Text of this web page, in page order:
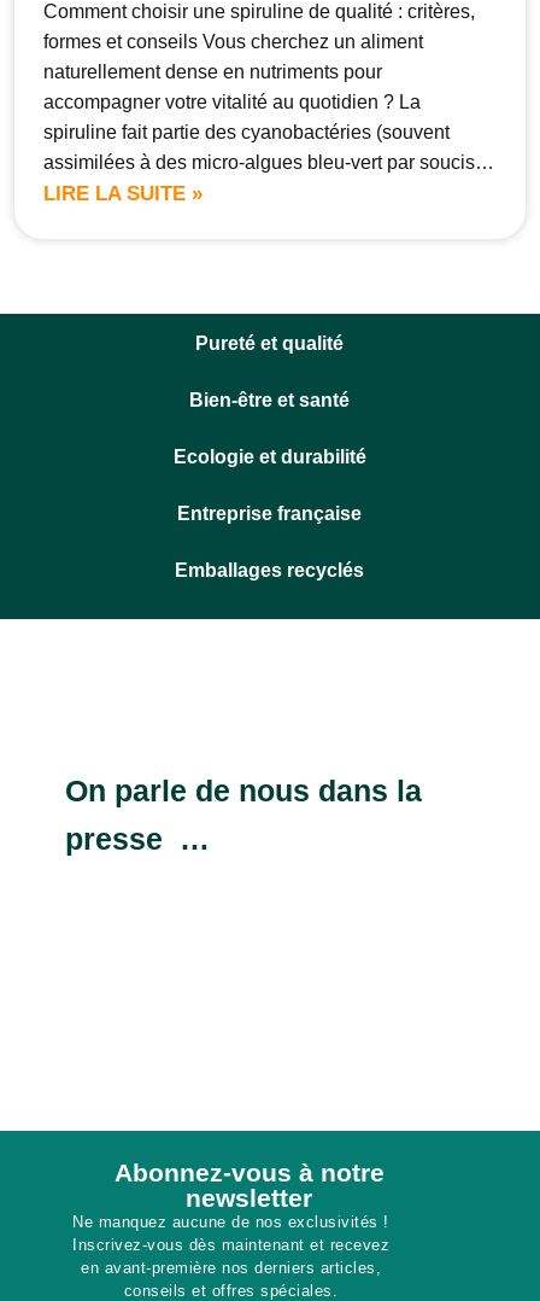
Comment choisir une spiruline de qualité : critères,
formes et conseils Vous cherchez un aliment
naturellement dense en nutriments pour
accompagner votre vitalité au quotidien ? La
spiruline fait partie des cyanobactéries (souvent
assimilées à des micro-algues bleu-vert par soucis…
LIRE LA SUITE »
Pureté et qualité
Bien-être et santé
Ecologie et durabilité
Entreprise française
Emballages recyclés
On parle de nous dans la
presse …
Abonnez-vous à notre
newsletter​
Ne manquez aucune de nos exclusivités !
Inscrivez-vous dès maintenant et recevez
en avant-première nos derniers articles,
conseils et offres spéciales.